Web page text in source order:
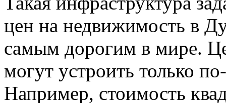
цен на недвижимость в
самым дорогим в мире.
могут устроить только
Например, стоимость